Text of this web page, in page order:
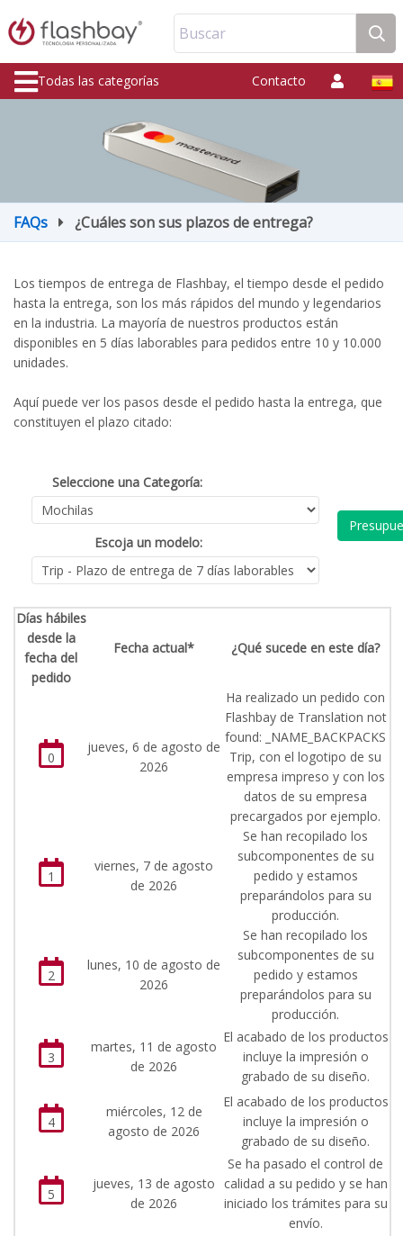
Buscar
Todas las categorías Contacto
FAQs ¿Cuáles son sus plazos de entrega?
Los tiempos de entrega de Flashbay, el tiempo desde el pedido
hasta la entrega, son los más rápidos del mundo y legendarios
en la industria. La mayoría de nuestros productos están
disponibles en 5 días laborables para pedidos entre 10 y 10.000
unidades.
Aquí puede ver los pasos desde el pedido hasta la entrega, que
constituyen el plazo citado:
Seleccione una Categoría:
Escoja un modelo:
Días hábiles
desde la
fecha del
pedido
Fecha actual* ¿Qué sucede en este día?
0
jueves, 6 de agosto de
2026
Ha realizado un pedido con
Flashbay de Translation not
found: _NAME_BACKPACKS
Trip, con el logotipo de su
empresa impreso y con los
datos de su empresa
precargados por ejemplo.
1
viernes, 7 de agosto
de 2026
Se han recopilado los
subcomponentes de su
pedido y estamos
preparándolos para su
producción.
2
lunes, 10 de agosto de
2026
Se han recopilado los
subcomponentes de su
pedido y estamos
preparándolos para su
producción.
3
martes, 11 de agosto
de 2026
El acabado de los productos
incluye la impresión o
grabado de su diseño.
4
miércoles, 12 de
agosto de 2026
El acabado de los productos
incluye la impresión o
grabado de su diseño.
5
jueves, 13 de agosto
de 2026
Se ha pasado el control de
calidad a su pedido y se han
iniciado los trámites para su
envío.